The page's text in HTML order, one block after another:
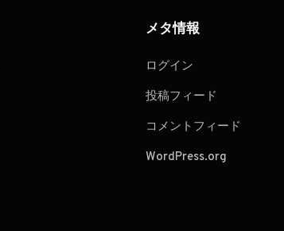
メタ情報
ログイン
投稿フィード
コメントフィード
WordPress.org